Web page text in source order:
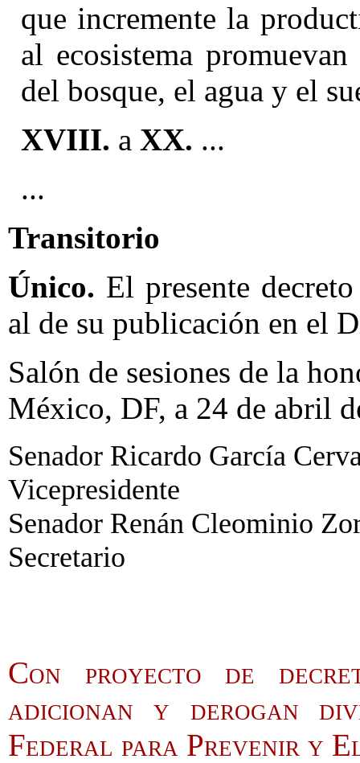
que incremente la
al ecosistema
del bosque, el agua y el
XVIII. a XX. ...
...
Transitorio
Único. El presente
al de su publicación en el
Salón de sesiones de la
México, DF, a 24 de abril
Senador Ricardo García
Vicepresidente
Senador Renán Cleominio
Secretario
Con proyecto de
adicionan y derogan
Federal para Prevenir y